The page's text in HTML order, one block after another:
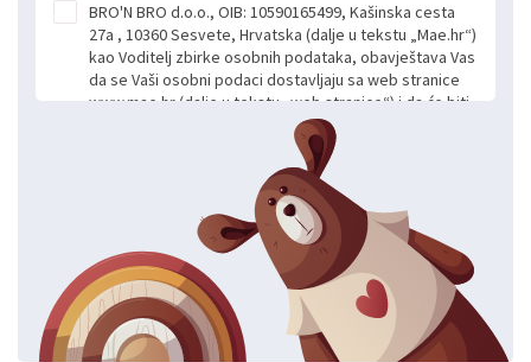
BRO'N BRO d.o.o., OIB: 10590165499, Kašinska cesta
27a , 10360 Sesvete, Hrvatska (dalje u tekstu „Mae.hr“)
kao Voditelj zbirke osobnih podataka, obavještava Vas
da se Vaši osobni podaci dostavljaju sa web stranice
www.mae.hr (dalje u tekstu „web stranice“) i da će biti
obrađeni. Prihvaćanjem ove Izjave smatra se da
slobodno i izričito dajete privolu za prikupljanje i daljnju
obradu Vaših osobnih podataka koje ustupate Mae.hr
putem ovih web stranica u svrhu odgovora i daljnje
komunikacije na Vaš upit poslan kroz kontakt obrazac.
Radi se o dobrovoljnom davanju podataka te ovu
Izjavu niste dužni prihvatiti odnosno niste dužni unositi
svoje osobne podatke u jednu od prijavnih
formi/obrazaca dostupnih na ovim web stranicama.
BRO'N BRO d.o.o. će s Vašim osobnim podacima
postupati sukladno Općoj uredbi o zaštiti podataka